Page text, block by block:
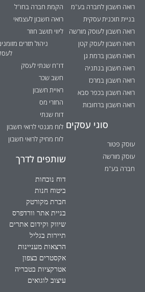
רואה חשבון לחברה בע"מ
בניית תוכנית עסקית
רואה חשבון לעוסק מורשה
רואה חשבון לעסק קטן
רואה חשבון ברמת גן
רואה חשבון בנתניה
רואה חשבון במרכז
רואה חשבון בכפר סבא
רואה חשבון ברחובות
סוגי עסקים
עוסק פטור
עוסק מורשה
חברה בע"מ
הקמת חברה בחו"ל
רואה חשבון לעצמאי
ליווי תושב חוזר
ניהול תזרים
דו"ח שנתי לעסק
חשב שכר
ראיית חשבון
החזרי מס
דוח שנתי
לוח מגנטי לרואי חשבון
לוח מחיק לרואי חשבון
שותפים לדרך
דוח נוכחות
ביטוח חנות
חברת מקורטק
בניית אתר וורדפרס
שיווק וקידום אתרים
תיירות בגליל
הרצאות מעניינות
אקסטרים בצפון
אטרקציות בטבריה
עיצוב לוגואים